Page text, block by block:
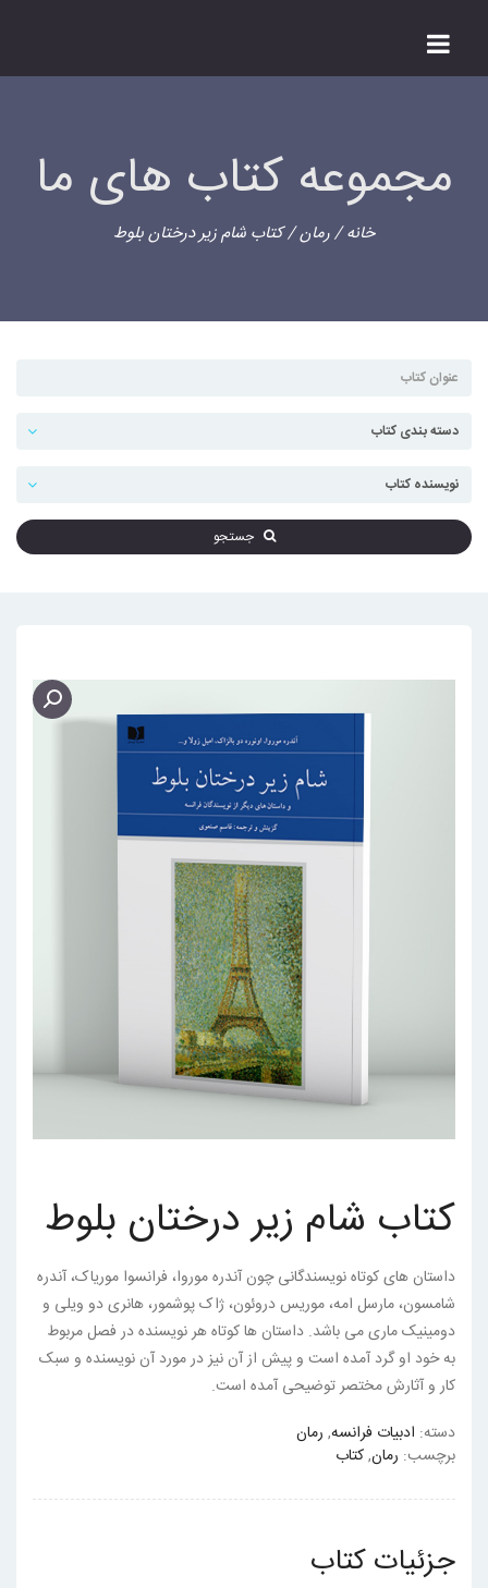
مجموعه کتاب های ما
خانه/رمان/ کتاب شام زیر درختان بلوط
جستجو
کتاب شام زیر درختان بلوط
داستان های کوتاه نویسندگانی چون آندره موروا، فرانسوا موریاک، آندره
شامسون، مارسل امه، موریس دروئون، ژاک پوشمور، هانری دو ویلی و
دومینیک ماری می باشد. داستان ها کوتاه هر نویسنده در فصل مربوط
به خود او گرد آمده است و پیش از آن نیز در مورد آن نویسنده و سبک
کار و آثارش مختصر توضیحی آمده است.
دسته: ادبیات فرانسه, رمان
برچسب: رمان,کتاب
جزئیات کتاب